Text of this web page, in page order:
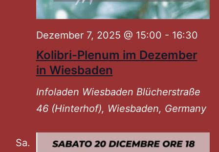
Kolibri-Plenum im Dezember
in Wiesbaden
Dezember 7, 2025 @ 15:00 - 16:30
Infoladen Wiesbaden Blücherstraße
46 (Hinterhof), Wiesbaden, Germany
Sa.